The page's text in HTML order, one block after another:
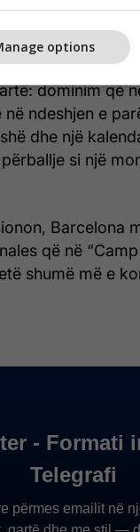
dominim që
ndeshjen e
dhe një
si një
Barcelona
që në
shumë më e
options